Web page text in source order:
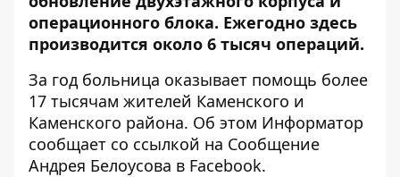
операционного блока. Ежегодно здесь
производится около 6 тысяч операций.
За год больница оказывает помощь более
17 тысячам жителей Каменского и
Каменского района. Об этом Информатор
сообщает со ссылкой на Сообщение
Андрея Белоусова в Facebook.